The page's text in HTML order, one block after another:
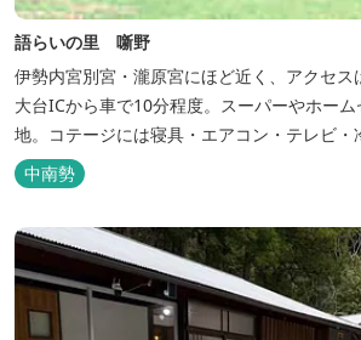
語らいの里 噺野
伊勢内宮別宮・瀧原宮にほど近く、アクセ
大台ICから車で10分程度。スーパーやホー
地。コテージには寝具・エアコン・テレビ・
わず楽しめます。 食器・調理器具の揃った自
能なシャワールームなど充実の設備で快適に
用いただけます(１棟につき１時間)
中南勢